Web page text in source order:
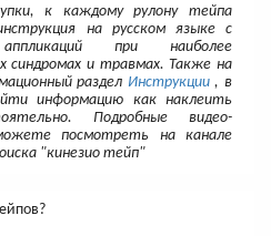
к каждому рулону тейпа
на русском языке с
при наиболее
синдромах и травмах. Также на
раздел Инструкции, в
информацию как наклеить
Подробные видео-
посмотреть на канале
"кинезио тейп"